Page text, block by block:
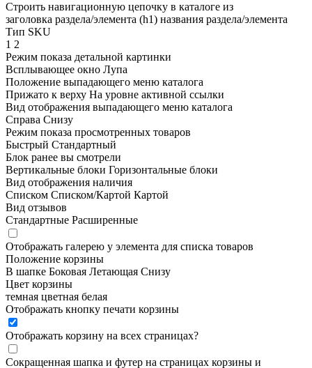
Строить навигационную цепочку в каталоге из
заголовка раздела/элемента (h1) названия раздела/элемента
Тип SKU
1 2
Режим показа детальной картинки
Всплывающее окно Лупа
Положение выпадающего меню каталога
Прижато к верху На уровне активной ссылки
Вид отображения выпадающего меню каталога
Справа Снизу
Режим показа просмотренных товаров
Быстрый Стандартный
Блок ранее вы смотрели
Вертикальные блоки Горизонтальные блоки
Вид отображения наличия
Списком Списком/Картой Картой
Вид отзывов
Стандартные Расширенные
Отображать галерею у элемента для списка товаров
Положение корзины
В шапке Боковая Летающая Снизу
Цвет корзины
темная цветная белая
Отображать кнопку печати корзины
Отображать корзину на всех страницах?
Сокращенная шапка и футер на страницах корзины и